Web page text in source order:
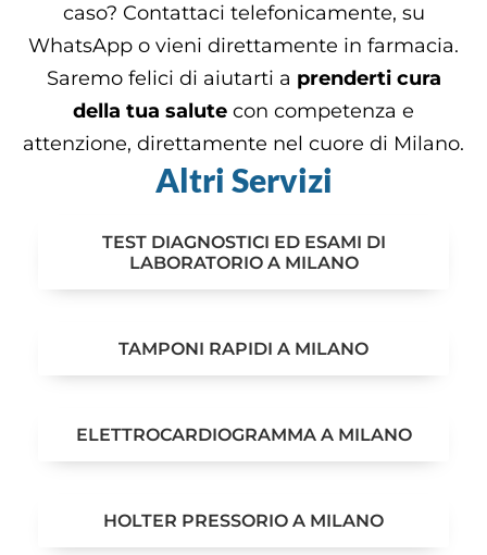
Altri Servizi
TEST DIAGNOSTICI ED ESAMI DI
LABORATORIO A MILANO
TAMPONI RAPIDI A MILANO
ELETTROCARDIOGRAMMA A MILANO
HOLTER PRESSORIO A MILANO
caso? Contattaci telefonicamente, su
WhatsApp o vieni direttamente in farmacia.
Saremo felici di aiutarti a prenderti cura
della tua salute con competenza e
attenzione, direttamente nel cuore di Milano.